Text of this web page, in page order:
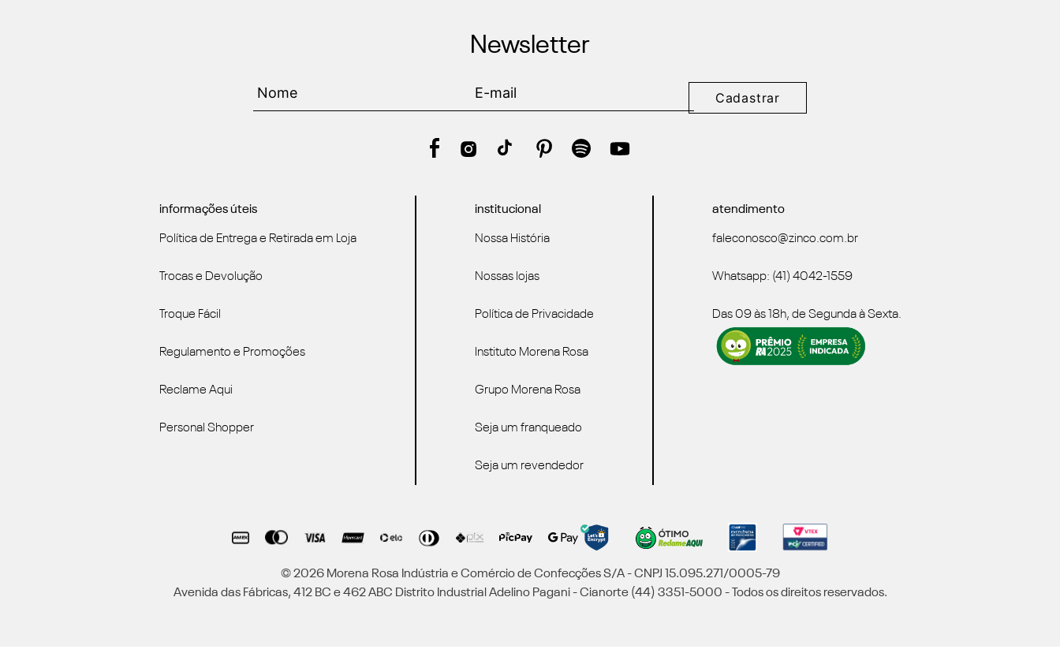
Newsletter
Cadastrar
informações úteis
Política de Entrega e Retirada em Loja
Trocas e Devolução
Troque Fácil
Regulamento e Promoções
Reclame Aqui
Personal Shopper
institucional
Nossa História
Nossas lojas
Política de Privacidade
Instituto Morena Rosa
Grupo Morena Rosa
Seja um franqueado
Seja um revendedor
atendimento
faleconosco@zinco.com.br
Whatsapp: (41) 4042-1559
Das 09 às 18h, de Segunda à Sexta.
© 2026 Morena Rosa Indústria e Comércio de Confecções S/A - CNPJ 15.095.271/0005-79
Avenida das Fábricas, 412 BC e 462 ABC Distrito Industrial Adelino Pagani - Cianorte (44) 3351-5000 - Todos os direitos reservados.